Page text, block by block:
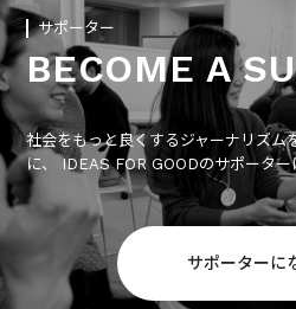
サポーター
BECOME A
社会をもっと良くするジャーナリズム
に、 IDEAS FOR GOODのサポーター
サポーターに